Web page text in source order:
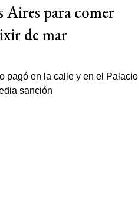
Aires para comer
de mar